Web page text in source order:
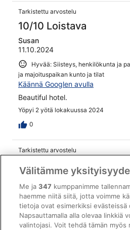
Tarkistettu arvostelu
10/10 Loistava
Susan
11.10.2024
Hyvää: Siisteys, henkilökunta ja
ja majoituspaikan kunto ja tilat
Käännä Googlen avulla
Beautiful hotel.
Yöpyi 2 yötä lokakuussa 2024
0
Tarkistettu arvostelu
10/10 Loistava
15.6.2025
Hyvää: Siisteys, palvelut/
ja tilat
Käännä Googlen avulla
Välitämme
Me ja347 kumppanimme
haemme niitä siitä, jotta voimme
tietoja ovat esimerkiksi
Napsauttamalla alla olevaa linkkiä
valintojasi. Voit tehdä tämän myös